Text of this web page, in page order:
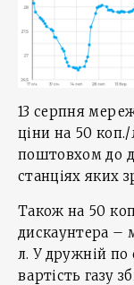
13 серпня
ціни на 50 коп./
поштовхом до
станціях яких
Також на 50
дискаунтера –
л. У дружній
вартість газу